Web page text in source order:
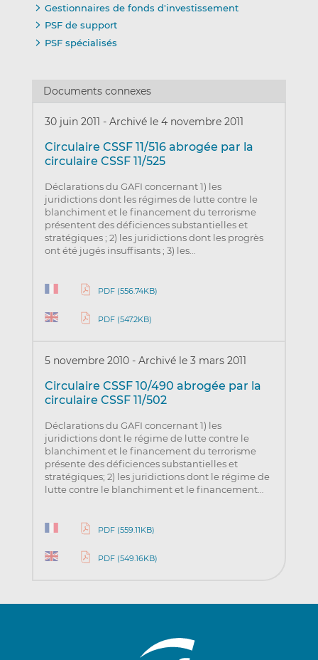
Gestionnaires de fonds d'investissement
PSF de support
PSF spécialisés
Documents connexes
30 juin 2011 - Archivé le 4 novembre 2011
Circulaire CSSF 11/516 abrogée par la
circulaire CSSF 11/525
Déclarations du GAFI concernant 1) les
juridictions dont les régimes de lutte contre le
blanchiment et le financement du terrorisme
présentent des déficiences substantielles et
stratégiques ; 2) les juridictions dont les progrès
ont été jugés insuffisants ; 3) les…
PDF (556.74KB)
PDF (547.2KB)
5 novembre 2010 - Archivé le 3 mars 2011
Circulaire CSSF 10/490 abrogée par la
circulaire CSSF 11/502
Déclarations du GAFI concernant 1) les
juridictions dont le régime de lutte contre le
blanchiment et le financement du terrorisme
présente des déficiences substantielles et
stratégiques; 2) les juridictions dont le régime de
lutte contre le blanchiment et le financement…
PDF (559.11KB)
PDF (549.16KB)